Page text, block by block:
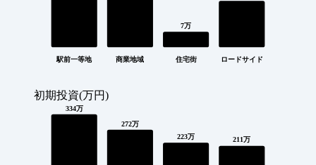
駅前一等地 商業地域
7万
住宅街 ロードサイド
初期投資(万円)
334万
272万
223万 211万